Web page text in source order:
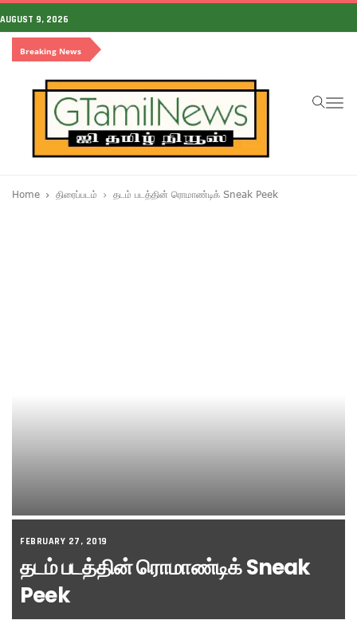
AUGUST 9, 2026
Breaking News
Home திரைப்படம் தடம் படத்தின் ரொமாண்டிக் Sneak Peek
FEBRUARY 27, 2019
தடம் படத்தின் ரொமாண்டிக் Sneak
Peek